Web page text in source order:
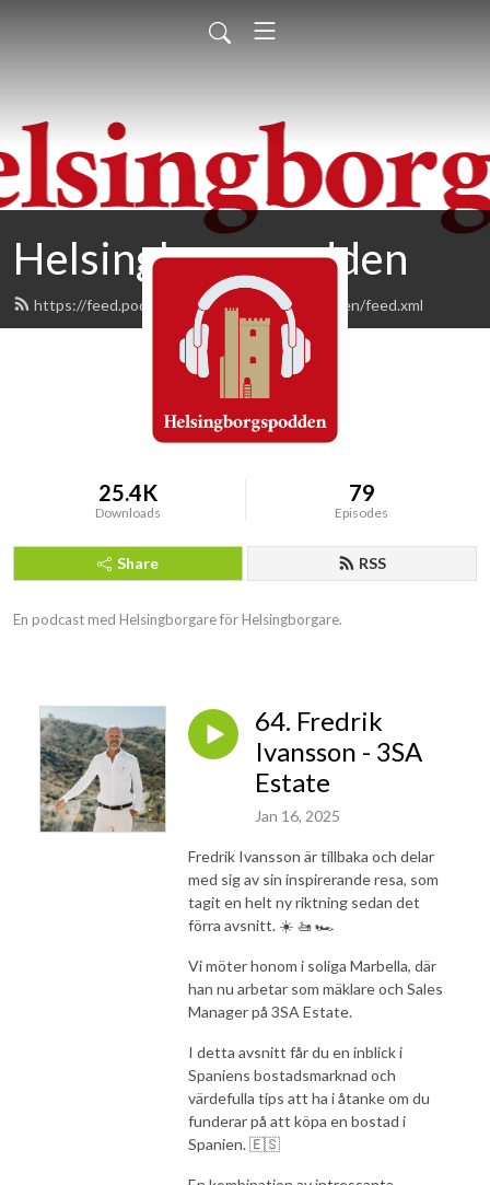
Helsingborgspodden
https://feed.podbean.com/helsingborgspodden/feed.xml
25.4K
Downloads
79
Episodes
Share RSS
En podcast med Helsingborgare för Helsingborgare.
64. Fredrik
Ivansson - 3SA
Estate
Jan 16, 2025
Fredrik Ivansson är tillbaka och delar
med sig av sin inspirerande resa, som
tagit en helt ny riktning sedan det
förra avsnitt. ☀️ 🚤 🏎️
Vi möter honom i soliga Marbella, där
han nu arbetar som mäklare och Sales
Manager på 3SA Estate.
I detta avsnitt får du en inblick i
Spaniens bostadsmarknad och
värdefulla tips att ha i åtanke om du
funderar på att köpa en bostad i
Spanien. 🇪🇸